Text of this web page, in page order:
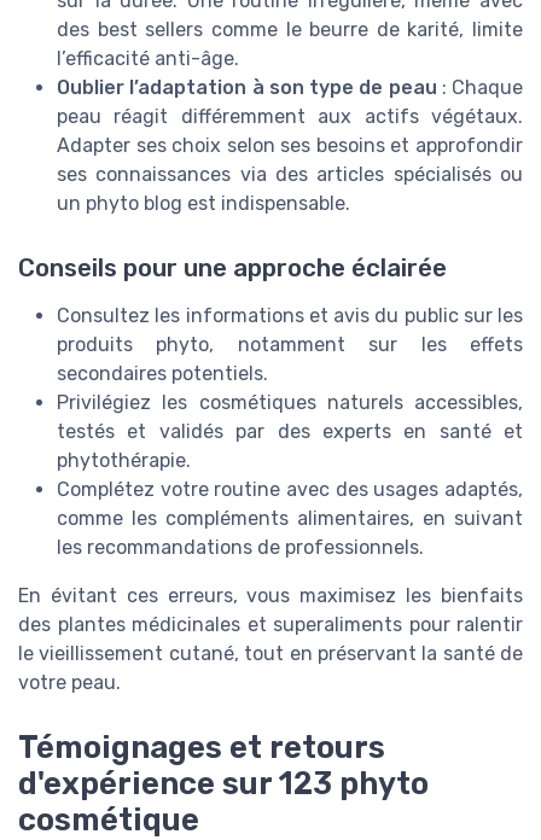
des best sellers comme le beurre de karité, limite
l’efficacité anti-âge.
Oublier l’adaptation à son type de peau : Chaque
peau réagit différemment aux actifs végétaux.
Adapter ses choix selon ses besoins et approfondir
ses connaissances via des articles spécialisés ou
un phyto blog est indispensable.
Conseils pour une approche éclairée
Consultez les informations et avis du public sur les
produits phyto, notamment sur les effets
secondaires potentiels.
Privilégiez les cosmétiques naturels accessibles,
testés et validés par des experts en santé et
phytothérapie.
Complétez votre routine avec des usages adaptés,
comme les compléments alimentaires, en suivant
les recommandations de professionnels.
En évitant ces erreurs, vous maximisez les bienfaits
des plantes médicinales et superaliments pour ralentir
le vieillissement cutané, tout en préservant la santé de
votre peau.
Témoignages et retours
d'expérience sur 123 phyto
cosmétique